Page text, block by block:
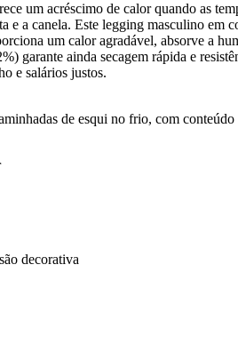
um acréscimo de calor quando as
e a canela. Este legging masculino
um calor agradável, absorve a
garante ainda secagem rápida e
e salários justos.
de esqui no frio, com
decorativa